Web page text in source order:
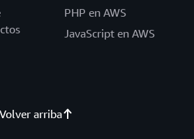
PHP en AWS
JavaScript en AWS
Volver arriba